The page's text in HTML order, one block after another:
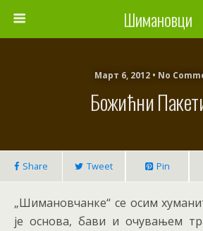
Шимановци
Март 6, 2012 • No
Божићни
Share Tweet Pin
„Шимановчанке“ се осим
је основа, бави и очувањем